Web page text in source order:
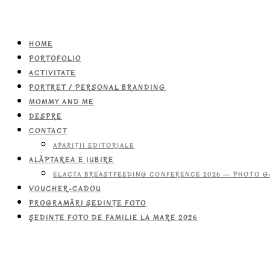
HOME
PORTOFOLIO
ACTIVITATE
PORTRET / PERSONAL BRANDING
MOMMY AND ME
DESPRE
CONTACT
APARIŢII EDITORIALE
ALĂPTAREA E IUBIRE
ELACTA BREASTFEEDING CONFERENCE 2026 — PHOTO
VOUCHER-CADOU
PROGRAMĂRI ŞEDINŢE FOTO
ŞEDINŢE FOTO DE FAMILIE LA MARE 2026